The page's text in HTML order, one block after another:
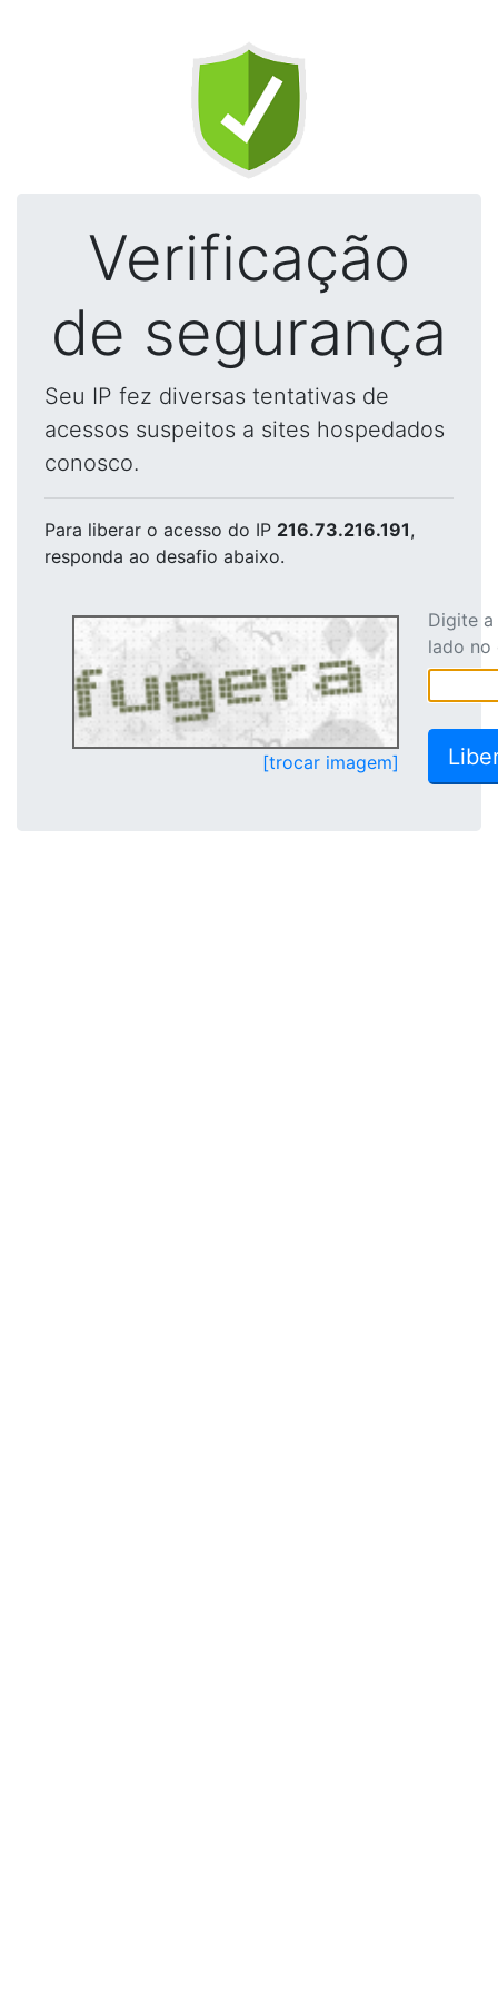
Verificação
de segurança
Seu IP fez diversas tentativas de
acessos suspeitos a sites hospedados
conosco.
Para liberar o acesso do IP 216.73.216.191,
responda ao desafio abaixo.
[trocar imagem]
Digite
lado no